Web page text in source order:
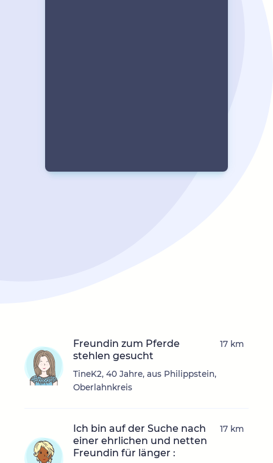
Freundin zum Pferde
stehlen gesucht
TineK2, 40 Jahre, aus Philippstein,
Oberlahnkreis
17 km
Ich bin auf der Suche nach
einer ehrlichen und netten
Freundin für länger :
17 km